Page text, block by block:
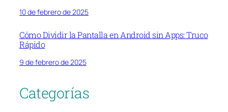
10 de febrero de 2025
Cómo Dividir la Pantalla en Android sin Apps: Truco
Rápido
9 de febrero de 2025
Categorías